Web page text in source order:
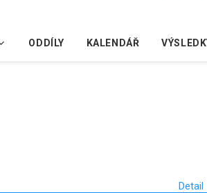
ODDÍLY KALENDÁŘ
Detail